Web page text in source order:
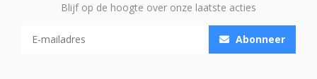
Blijf op de hoogte over onze laatste acties
Abonneer